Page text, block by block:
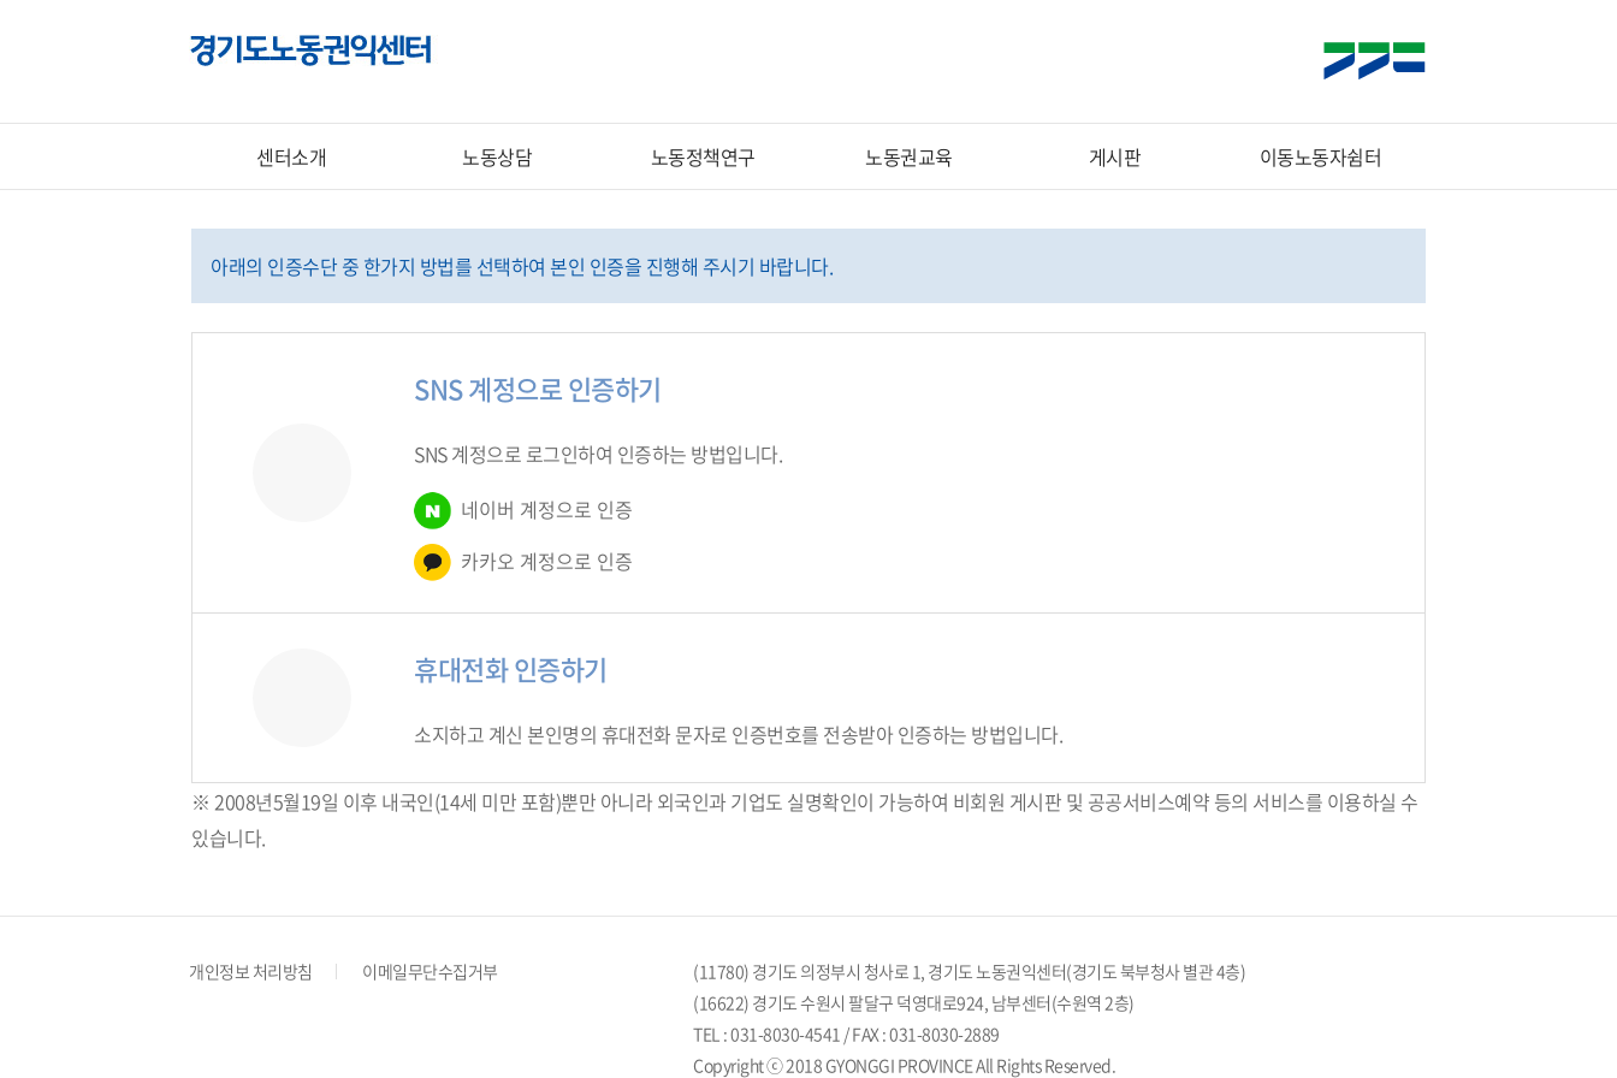
센터소개 노동상담 노동정책연구 노동권교육 게시판 이동노동자쉼터
아래의 인증수단 중 한가지 방법를 선택하여 본인 인증을 진행해 주시기 바랍니다.
SNS 계정으로 인증하기
SNS 계정으로 로그인하여 인증하는 방법입니다.
네이버 계정으로 인증
카카오 계정으로 인증
휴대전화 인증하기
소지하고 계신 본인명의 휴대전화 문자로 인증번호를 전송받아 인증하는 방법입니다.
※ 2008년5월19일 이후 내국인(14세 미만 포함)뿐만 아니라 외국인과 기업도 실명확인이 가능하여 비회원 게시판 및 공공서비스예약 등의 서비스를 이용하실 수
있습니다.
개인정보 처리방침 이메일무단수집거부
(11780) 경기도 의정부시 청사로 1, 경기도 노동권익센터(경기도 북부청사 별관 4층)
(16622) 경기도 수원시 팔달구 덕영대로924, 남부센터(수원역 2층)
TEL : 031-8030-4541 / FAX : 031-8030-2889
Copyright ⓒ 2018 GYONGGI PROVINCE All Rights Reserved.